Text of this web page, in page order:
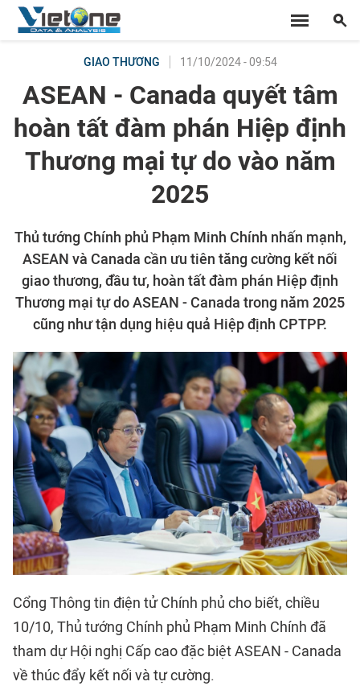
GIAO THƯƠNG 11/10/2024 - 09:54
ASEAN - Canada quyết tâm
hoàn tất đàm phán Hiệp định
Thương mại tự do vào năm
2025
Thủ tướng Chính phủ Phạm Minh Chính nhấn mạnh,
ASEAN và Canada cần ưu tiên tăng cường kết nối
giao thương, đầu tư, hoàn tất đàm phán Hiệp định
Thương mại tự do ASEAN - Canada trong năm 2025
cũng như tận dụng hiệu quả Hiệp định CPTPP.
Cổng Thông tin điện tử Chính phủ cho biết, chiều
10/10, Thủ tướng Chính phủ Phạm Minh Chính đã
tham dự Hội nghị Cấp cao đặc biệt ASEAN - Canada
về thúc đẩy kết nối và tự cường.